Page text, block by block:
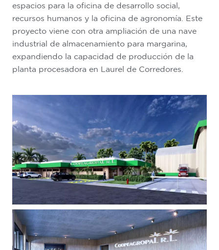
espacios para la oficina de desarrollo social,
recursos humanos y la oficina de agronomía. Este
proyecto viene con otra ampliación de una nave
industrial de almacenamiento para margarina,
expandiendo la capacidad de producción de la
planta procesadora en Laurel de Corredores.